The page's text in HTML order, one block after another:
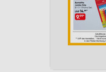
Erstellung von
Verwendung von